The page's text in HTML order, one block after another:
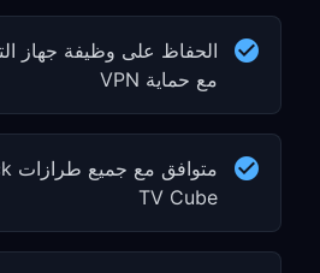
مع حماية VPN
TV Cube